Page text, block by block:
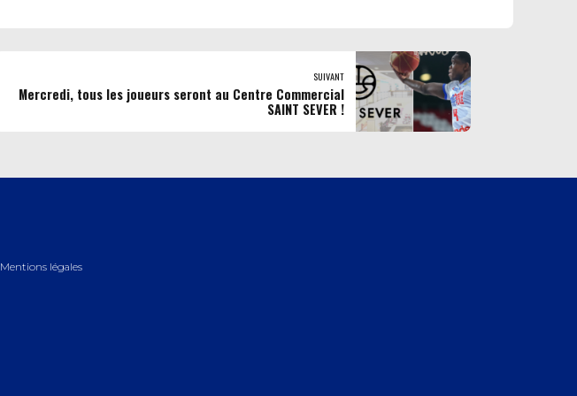
SUIVANT
Mercredi, tous les joueurs seront au Centre Commercial
SAINT SEVER !
Mentions légales